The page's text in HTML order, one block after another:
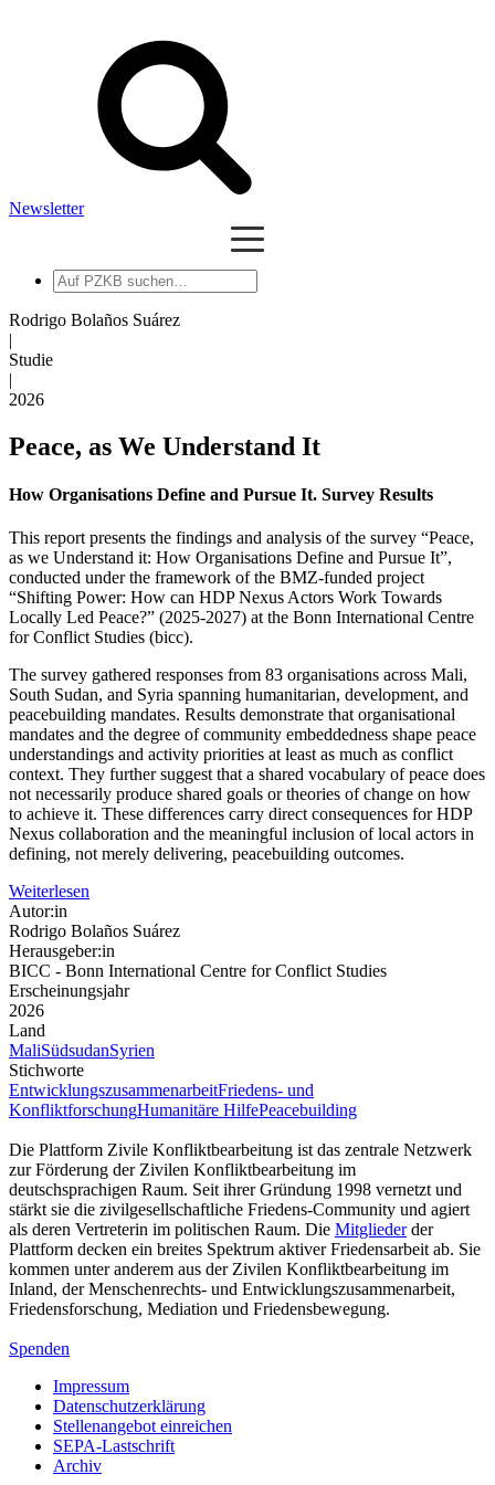
Newsletter
Auf
PZKB
suchen
Rodrigo Bolaños Suárez
|
Studie
|
2026
Peace, as We Understand It
How Organisations Define and Pursue It. Survey Results
This report presents the findings and analysis of the survey “Peace,
as we Understand it: How Organisations Define and Pursue It”,
conducted under the framework of the BMZ-funded project
“Shifting Power: How can HDP Nexus Actors Work Towards
Locally Led Peace?” (2025-2027) at the Bonn International Centre
for Conflict Studies (bicc).
The survey gathered responses from 83 organisations across Mali,
South Sudan, and Syria spanning humanitarian, development, and
peacebuilding mandates. Results demonstrate that organisational
mandates and the degree of community embeddedness shape peace
understandings and activity priorities at least as much as conflict
context. They further suggest that a shared vocabulary of peace does
not necessarily produce shared goals or theories of change on how
to achieve it. These differences carry direct consequences for HDP
Nexus collaboration and the meaningful inclusion of local actors in
defining, not merely delivering, peacebuilding outcomes.
Weiterlesen
Autor:in
Rodrigo Bolaños Suárez
Herausgeber:in
BICC - Bonn International Centre for Conflict Studies
Erscheinungsjahr
2026
Land
MaliSüdsudanSyrien
Stichworte
EntwicklungszusammenarbeitFriedens- und
KonfliktforschungHumanitäre HilfePeacebuilding
Die Plattform Zivile Konfliktbearbeitung ist das zentrale Netzwerk
zur Förderung der Zivilen Konfliktbearbeitung im
deutschsprachigen Raum. Seit ihrer Gründung 1998 vernetzt und
stärkt sie die zivilgesellschaftliche Friedens-Community und agiert
als deren Vertreterin im politischen Raum. Die Mitgliederder
Plattform decken ein breites Spektrum aktiver Friedensarbeit ab. Sie
kommen unter anderem aus der Zivilen Konfliktbearbeitung im
Inland, der Menschenrechts- und Entwicklungszusammenarbeit,
Friedensforschung, Mediation und Friedensbewegung.
Spenden
Impressum
Datenschutzerklärung
Stellenangebot einreichen
SEPA-Lastschrift
Archiv